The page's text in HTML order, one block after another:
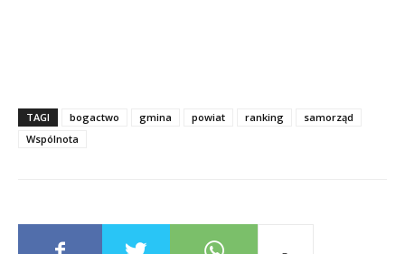
TAGI bogactwo gmina powiat ranking
samorząd
Wspólnota